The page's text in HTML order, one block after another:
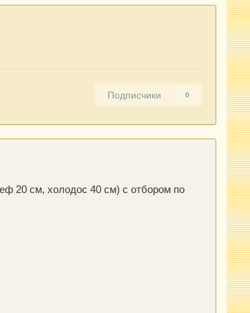
Подписчики 0
20 см, холодос 40 см) с отбором по